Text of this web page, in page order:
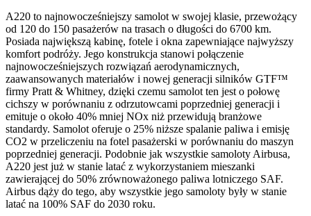
A220 to najnowocześniejszy samolot w swojej klasie, przewożący
od 120 do 150 pasażerów na trasach o długości do 6700 km.
Posiada największą kabinę, fotele i okna zapewniające najwyższy
komfort podróży. Jego konstrukcja stanowi połączenie
najnowocześniejszych rozwiązań aerodynamicznych,
zaawansowanych materiałów i nowej generacji silników GTF™
firmy Pratt & Whitney, dzięki czemu samolot ten jest o połowę
cichszy w porównaniu z odrzutowcami poprzedniej generacji i
emituje o około 40% mniej NOx niż przewidują branżowe
standardy. Samolot oferuje o 25% niższe spalanie paliwa i emisję
CO2 w przeliczeniu na fotel pasażerski w porównaniu do maszyn
poprzedniej generacji. Podobnie jak wszystkie samoloty Airbusa,
A220 jest już w stanie latać z wykorzystaniem mieszanki
zawierającej do 50% zrównoważonego paliwa lotniczego SAF.
Airbus dąży do tego, aby wszystkie jego samoloty były w stanie
latać na 100% SAF do 2030 roku.